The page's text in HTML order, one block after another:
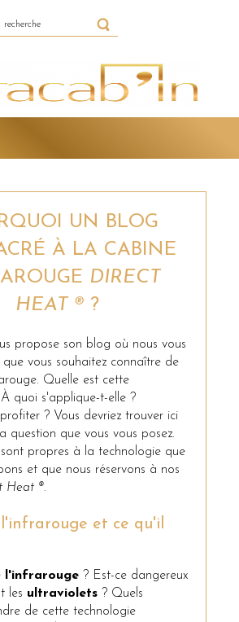
UN BLOG
À LA CABINE
DIRECT
HEAT ®?
propose son blog où nous vous
que vous souhaitez connaître de
Quelle est cette
quoi s'applique-t-elle ?
? Vous devriez trouver ici
question que vous vous posez.
sont propres à la technologie que
et que nous réservons à nos
Heat ®.
et ce qu'il
l'infrarouge ? Est-ce dangereux
les ultraviolets ? Quels
de cette technologie